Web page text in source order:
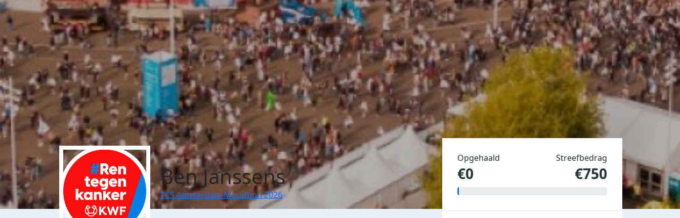
Ben Janssens
TCS Amsterdam Marathon 2026
Opgehaald
€0
Streefbedrag
€750